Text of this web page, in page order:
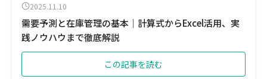
2025.11.10
需要予測と在庫管理の基本｜計算式からExcel活用、実
践ノウハウまで徹底解説
この記事を読む